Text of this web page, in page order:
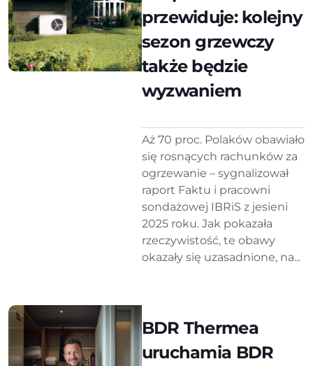
przewiduje: kolejny
sezon grzewczy
także będzie
wyzwaniem
Aż 70 proc. Polaków obawiało
się rosnących rachunków za
ogrzewanie – sygnalizował
raport Faktu i pracowni
sondażowej IBRiS z jesieni
2025 roku. Jak pokazała
rzeczywistość, te obawy
okazały się uzasadnione, na...
BDR Thermea
uruchamia BDR